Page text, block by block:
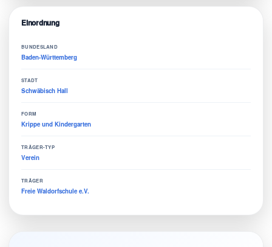
Einordnung
BUNDESLAND
Baden-Württemberg
STADT
Schwäbisch Hall
FORM
Krippe und Kindergarten
TRÄGER-TYP
Verein
TRÄGER
Freie Waldorfschule e.V.